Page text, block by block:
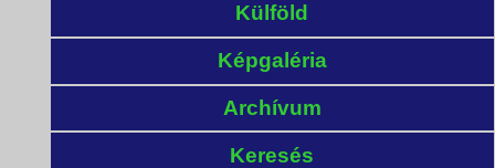
Külföld
Képgaléria
Archívum
Keresés